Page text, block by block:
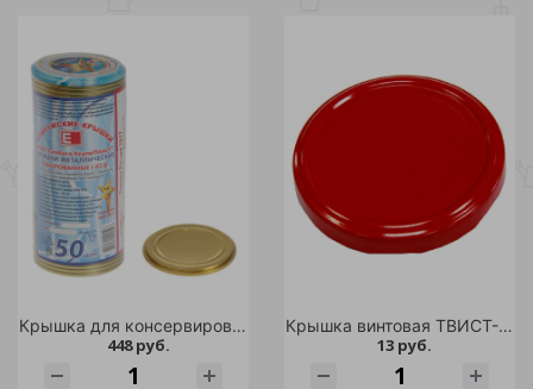
Крышка для консервирования СКО ЕЛАБУГА 50шт /12
448 руб.
Крышка винтовая ТВИСТ-ОФФ моно-цвет 1шт. d 82 красная/500
13 руб.